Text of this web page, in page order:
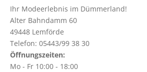
Ihr Modeerlebnis im Dümmerland!
Alter Bahndamm 60
49448 Lemförde
Telefon: 05443/99 38 30
Öffnungszeiten:
Mo - Fr 10:00 - 18:00